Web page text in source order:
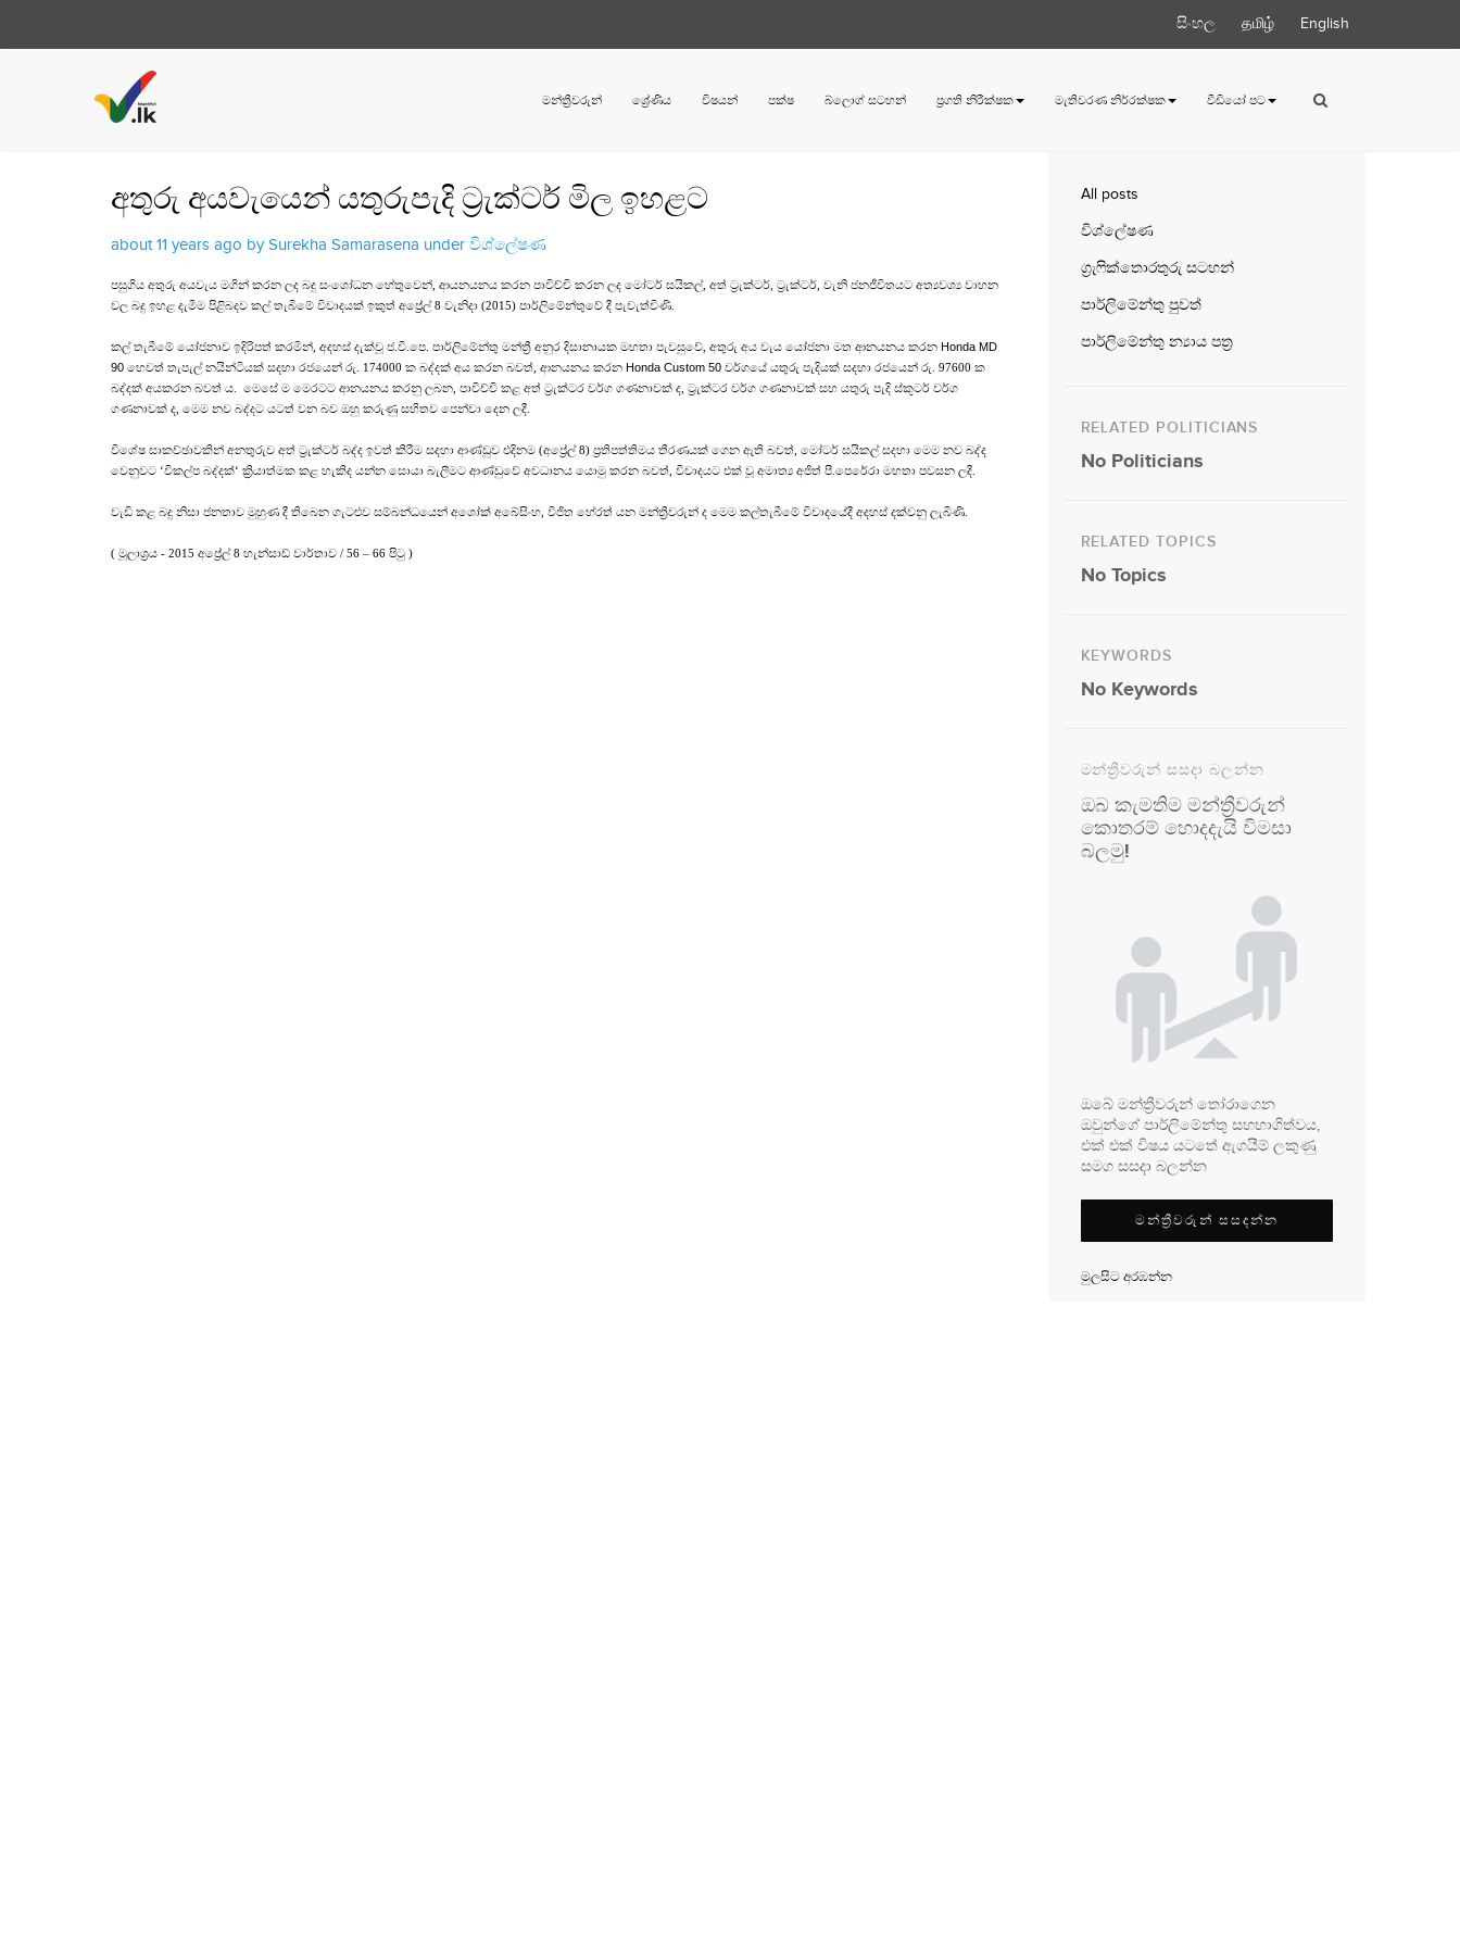
සිංහල தமிழ் English
මන්ත්‍රීවරුන් ශ්‍රේණිය විෂයන් පක්ෂ බ්ලොග් සටහන් ප්‍රගති නිරීක්ෂක මැතිවරණ නිර්‍රක්ෂක වීඩියෝ පට
අතුරු අයවැයෙන් යතුරුපැදි ට්‍රැක්ටර් මිල ඉහළට
about 11 years ago by Surekha Samarasena under විශ්ලේෂණ
පසුගිය අතුරු අයවැය මගින් කරන ලද බදු සංශෝධන හේතුවෙන්, ආයනයනය කරන පාවිච්චි කරන ලද මෝටර් සයිකල්, අත් ට්‍රැක්ටර්, ට්‍රැක්ටර්, වැනි ජනජීවිතයට අත්‍යවශ්‍ය වාහන
වල බදු ඉහළ දැමීම පිළිබදව කල් තැබීමේ විවාදයක් ඉකුත් අප්‍රේල් 8 වැනිදා (2015) පාර්ලිමේන්තුවේ දී පැවැත්විණි.
කල් තැබීමේ යෝජනාව ඉදිරිපත් කරමින්, අදහස් දැක්වූ ජ.වි.පෙ. පාර්ලිමේන්තු මන්ත්‍රී අනුර දිසානායක මහතා පැවසුවේ, අතුරු අය වැය යෝජනා මත ආනයනය කරන Honda MD
90 හෙවත් තැපැල් නයින්ටියක් සදහා රජයෙන් රු. 174000 ක බද්දක් අය කරන බවත්, ආනයනය කරන Honda Custom 50 වර්ගයේ යතුරු පැදියක් සදහා රජයෙන් රු. 97600 ක
බද්දක් අයකරන බවත් ය. මෙසේ ම මෙරටට ආනයනය කරනු ලබන, පාවිච්චි කළ අත් ට්‍රැක්ටර වර්ග ගණනාවක් ද, ට්‍රැක්ටර වර්ග ගණනාවක් සහ යතුරු පැදි ස්කූටර් වර්ග
ගණනාවක් ද, මෙම නව බද්දට යටත් වන බව ඔහු කරුණු සහිතව පෙන්වා දෙන ලදී.
විශේෂ සාකච්ඡාවකින් අනතුරුව අත් ට්‍රැක්ටර් බද්ද ඉවත් කිරීම සදහා ආණ්ඩුව එදිනම (අප්‍රේල් 8) ප්‍රතිපත්තිමය තීරණයක් ගෙන ඇති බවත්, මෝටර් සයිකල් සදහා මෙම නව බද්ද
වෙනුවට ‘විකල්ප බද්දක්‘ ක්‍රියාත්මක කළ හැකිද යන්න සොයා බැලීමට ආණ්ඩුවේ අවධානය යොමු කරන බවත්, විවාදයට එක් වූ අමාත්‍ය අජිත් පී.පෙරේරා මහතා පවසන ලදී.
වැඩි කළ බදු නිසා ජනතාව මුහුණ දී තිබෙන ගැටළුව සම්බන්ධයෙන් අශෝක් අබේසිංහ, විජිත හේරත් යන මන්ත්‍රීවරුන් ද මෙම කල්තැබීමේ විවාදයේදී අදහස් දක්වනු ලැබිණි.
( මූලාශ්‍රය - 2015 අප්‍රේල් 8 හැන්සාඩ් වාර්තාව / 56 – 66 පිටු )
All posts
විශ්ලේෂණ
ග්‍රැෆික්තොරතුරු සටහන්
පාර්ලිමේන්තු පුවත්
පාර්ලිමේන්තු න්‍යාය පත්‍ර
RELATED POLITICIANS
No Politicians
RELATED TOPICS
No Topics
KEYWORDS
No Keywords
මන්ත්‍රීවරුන් සසදා බලන්න
ඔබ කැමතිම මන්ත්‍රීවරුන්
කොතරම් හොදදැයි විමසා
බලමු!
ඔබේ මන්ත්‍රීවරුන් තෝරාගෙන
ඔවුන්ගේ පාර්ලිමේන්තු සහභාගිත්වය,
එක් එක් විෂය යටතේ ඇගයීම් ලකුණු
සමග සසදා බලන්න
මන්ත්‍රීවරුන් සසදන්න
මුලසිට අරඹන්න